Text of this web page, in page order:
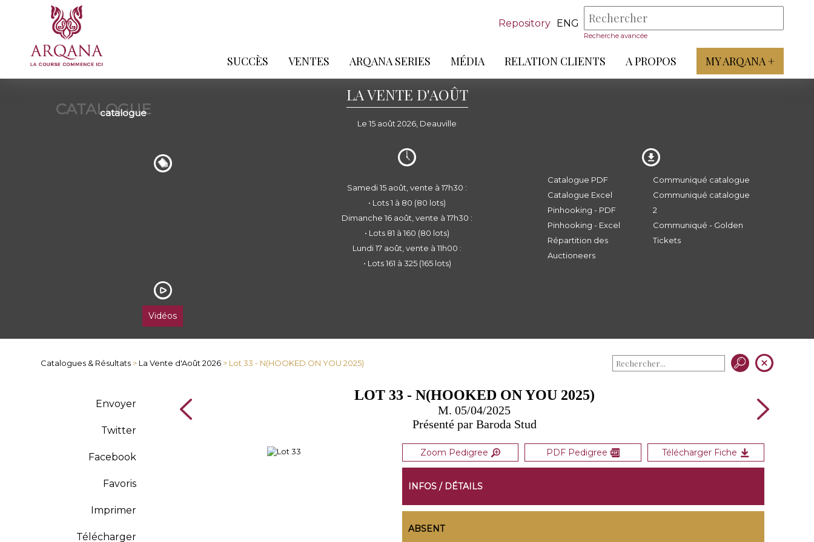
Repository ENG
Recherche avancée
SUCCÈS VENTES ARQANA SERIES MÉDIA RELATION CLIENTS A PROPOS MY ARQANA +
CATALOGUE
catalogue
LA VENTE D'AOÛT
Le 15 août 2026, Deauville
Vidéos
Samedi 15 août, vente à 17h30 :
• Lots 1 à 80 (80 lots)
Dimanche 16 août, vente à 17h30 :
• Lots 81 à 160 (80 lots)
Lundi 17 août, vente à 11h00 :
• Lots 161 à 325 (165 lots)
Catalogue PDF
Catalogue Excel
Pinhooking - PDF
Pinhooking - Excel
Répartition des
Auctioneers
Communiqué catalogue
Communiqué catalogue
2
Communiqué - Golden
Tickets
Catalogues & Résultats > La Vente d'Août 2026 > Lot 33 - N(HOOKED ON YOU 2025)
Envoyer
Twitter
Facebook
Favoris
Imprimer
Télécharger
LOT 33 - N(HOOKED ON YOU 2025)
M. 05/04/2025
Présenté par Baroda Stud
Zoom Pedigree PDF Pedigree Télécharger Fiche
INFOS / DÉTAILS
ABSENT